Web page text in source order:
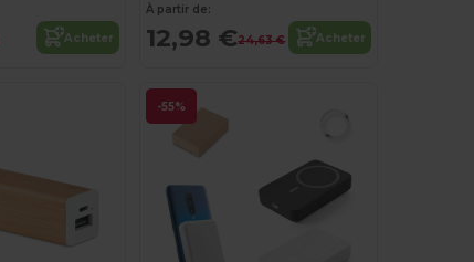
Acheter
À partir de:
12,98 €24,63 € Acheter
-55%